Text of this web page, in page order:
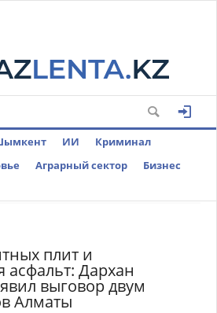
ИИ
Криминал
Аграрный сектор
Бизнес
плит и
Дархан
выговор двум
Алматы